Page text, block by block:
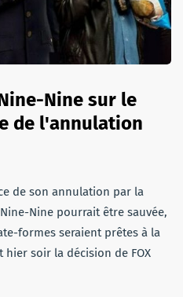
Nine sur le
de l'annulation
de son annulation par la
Nine pourrait être sauvée,
formes seraient prêtes à la
soir la décision de FOX